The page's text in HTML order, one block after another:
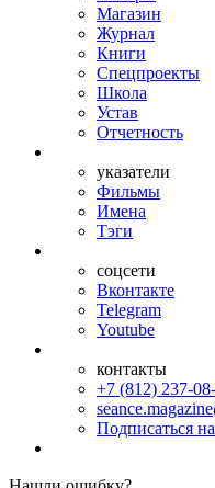
Магазин
Журнал
Книги
Спецпроекты
Школа
Устав
Отчетность
указатели
Фильмы
Имена
Тэги
соцсети
Вконтакте
Telegram
Youtube
контакты
+7 (812) 237-
Подписаться